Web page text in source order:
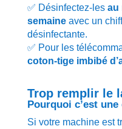
✅ Désinfectez-les au
semaineavec un
désinfectante.
✅ Pour les
coton-tige imbibé
Trop remplir le
Pourquoi c’est
Si votre machine est